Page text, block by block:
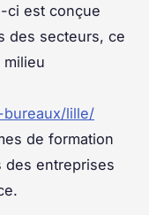
ci est conçue
des secteurs, ce
lille/
de formation
des entreprises